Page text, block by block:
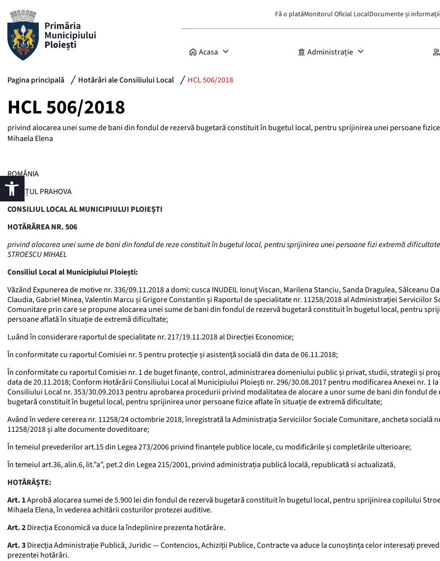
Fă o platăMonitorul Oficial LocalDocumente și
Acasa Administrație
Pagina principală Hotărâri ale Consiliului Local HCL 506/2018
HCL 506/2018
privind alocarea unei sume de bani din fondul de rezervă bugetară constituit în bugetul local, pentru sprijinirea unei persoane
Mihaela Elena
ROMÂNIA
JUDEȚUL PRAHOVA
CONSILIUL LOCAL AL MUNICIPIULUI PLOIEȘTI
HOTĂRÂREA NR. 506
privind alocarea unei sume de bani din fondul de reze constituit în bugetul local, pentru sprijinirea unei persoane fizi extremă
STROESCU MIHAEL
Consiliul Local al Municipiului Ploiești:
Văzând Expunerea de motive nr. 336/09.11.2018 a domi: cusca INUDEIL Ionuț Viscan, Marilena Stanciu, Sanda Dragulea, Sălceanu
Claudia, Gabriel Minea, Valentin Marcu și Grigore Constantin și Raportul de specialitate nr. 11258/2018 al Administrației Serviciilor
Comunitare prin care se propune alocarea unei sume de bani din fondul de rezervă bugetară constituit în bugetul local, pentru
persoane aflată în situație de extremă dificultate;
Luând în considerare raportul de specialitate nr. 217/19.11.2018 al Direcției Economice;
În conformitate cu raportul Comisiei nr. 5 pentru protecție și asistență socială din data de 06.11.2018;
În conformitate cu raportul Comisiei nr. 1 de buget finanțe, control, administrarea domeniului public și privat, studii, strategii și
data de 20.11.2018; Conform Hotărârii Consiliului Local al Municipiului Ploiești nr. 296/30.08.2017 pentru modificarea Anexei nr. 1
Consiliului Local nr. 353/30.09.2013 pentru aprobarea procedurii privind modalitatea de alocare a unor sume de bani din fondul de
bugetară constituit în bugetul local, pentru sprijinirea unor persoane fizice aflate în situație de extremă dificultate;
Având în vedere cererea nr. 11258/24 octombrie 2018, înregistrată la Administrația Serviciilor Sociale Comunitare, ancheta socială
11258/2018 și alte documente doveditoare;
În temeiul prevederilor art.15 din Legea 273/2006 privind finanțele publice locale, cu modificările și completările ulterioare;
În temeiul art.36, alin.6, lit.”a”, pet.2 din Legea 215/2001, privind administrația publică locală, republicată si actualizată,
HOTĂRĂȘTE:
Art. 1Aprobă alocarea sumei de 5.900 lei din fondul de rezervă bugetară constituit în bugetul local, pentru sprijinirea copilului
Mihaela Elena, în vederea achitării costurilor protezei auditive.
Art. 2Direcția Economică va duce la îndeplinire prezenta hotărâre.
Art. 3Direcția Administrație Publică, Juridic — Contencios, Achiziții Publice, Contracte va aduce la cunoștința celor interesați
prezentei hotărâri.